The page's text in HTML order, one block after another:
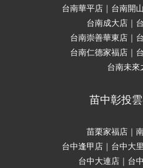
台南華平店｜台南開
台南成大店｜
台南崇善華東店｜
台南仁德家福店｜
台南未來
苗中彰投
苗栗家福店｜
台中逢甲店｜台中大
台中大連店｜台